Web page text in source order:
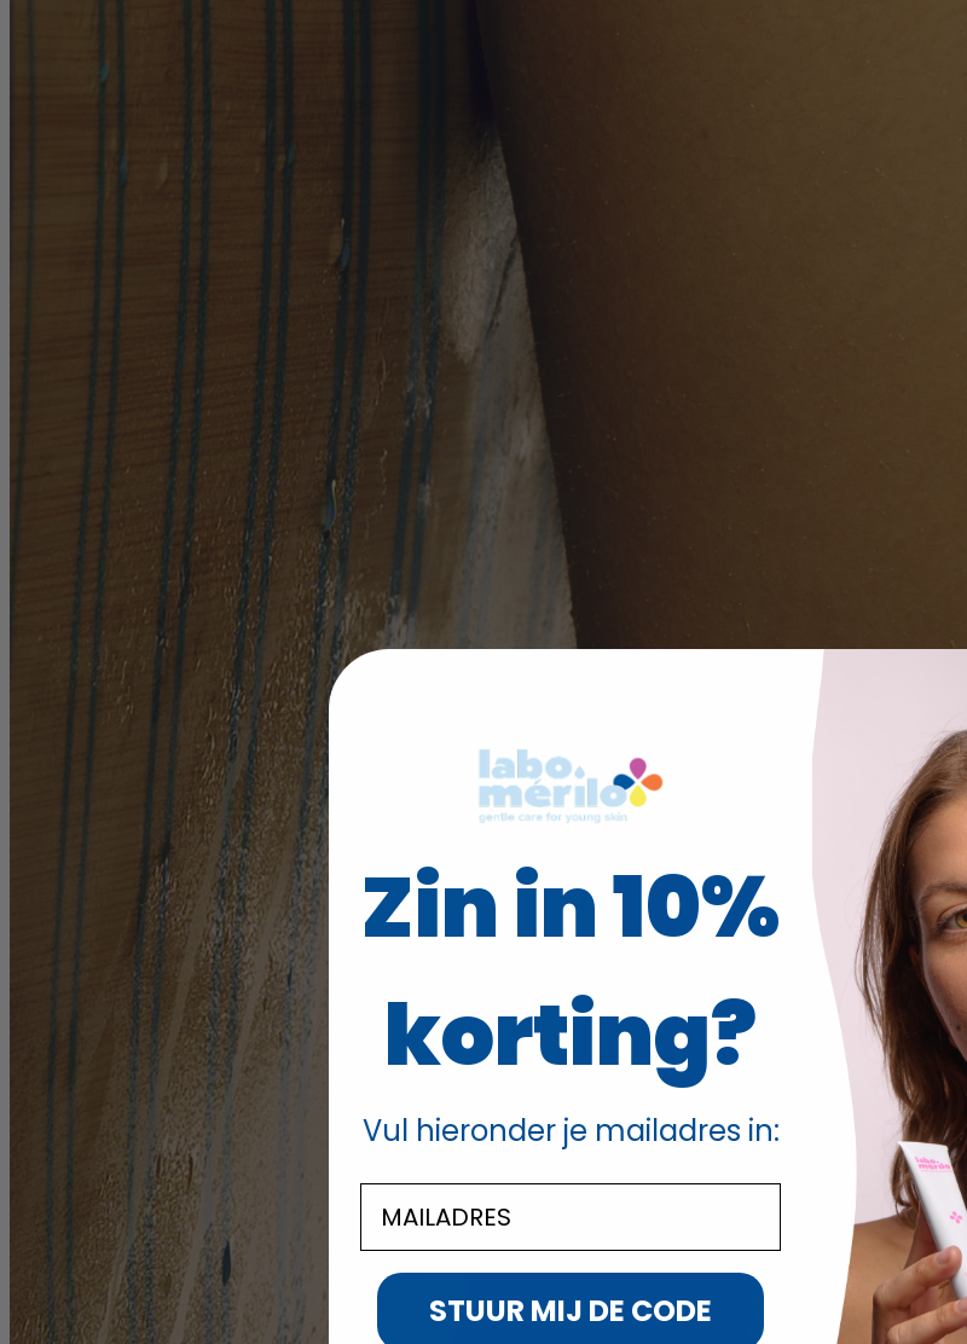
Zin in 10%
korting?
Vul hieronder je mailadres in:
STUUR MIJ DE CODE